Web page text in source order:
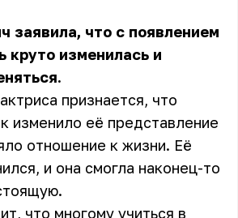
заявила, что с появлением
круто изменилась и
признается, что
изменило её представление
отношение к жизни. Её
и она смогла наконец-то
что многому учиться в